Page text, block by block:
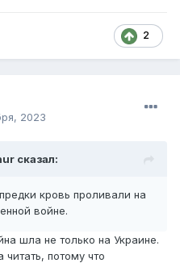
2
2023
сказал:
кровь проливали на
войне.
шла не только на Украине.
потому что